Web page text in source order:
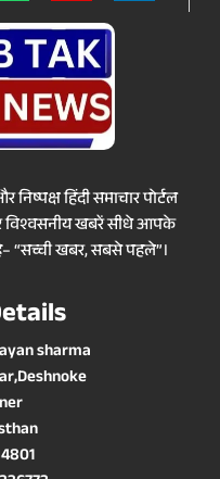
हिंदी समाचार पोर्टल
विश्वसनीय खबरें सीधे आपके
“सच्ची खबर, सबसे पहले”।
sharma